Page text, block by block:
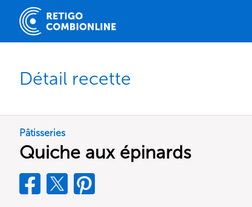
Détail recette
Pâtisseries
Quiche aux épinards